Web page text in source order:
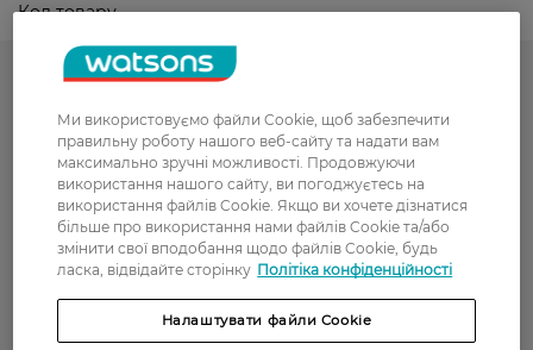
Код товару
-50% на обраний асортимент
Гарячий сезон у WATSONS
Жіночі колготки
Аксесуари і текстиль
до -50% на обраний асортимент товарів ТМ Women`s code,
Ми використовуємо файли Cookie, щоб забезпечити
правильну роботу нашого веб-сайту та надати вам
максимально зручні можливості. Продовжуючи
використання нашого сайту, ви погоджуєтесь на
використання файлів Cookie. Якщо ви хочете дізнатися
більше про використання нами файлів Cookie та/або
змінити свої вподобання щодо файлів Cookie, будь
ласка, відвідайте сторінку Політіка конфіденційності
Налаштувати файли Cookie